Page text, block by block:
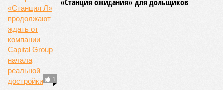
По мнениюПашиняна
выходящего. Дескать, Ереван считает транспортную сеть
своей собственностью и теперь намерен просить за аренду
«железки» означенную сумму. При этом, как отмечают
эксперты, армянская сторона, выставляя этот счёт, не
раскрыла методику его калькуляции, то есть, получается,
взяла цифры с потолка. Отдельно стоит отметить, что
заключённый в 2008 году между Арменией и ОАО «РЖД»